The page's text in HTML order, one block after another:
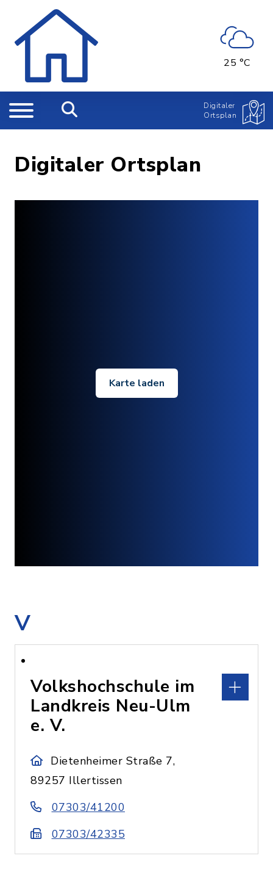
25 °C
Digitaler
Ortsplan
Digitaler Ortsplan
Karte laden
V
Volkshochschule im
Landkreis Neu-Ulm
e. V.
Dietenheimer Straße 7,
89257 Illertissen
07303/41200
07303/42335